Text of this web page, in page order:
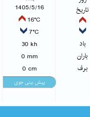
تاریخ
باد
باران
برف
1405/5/16
16°C
7°C
30 kh
0 mm
0 cm